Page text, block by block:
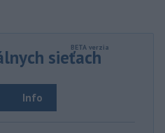
sieťach
Info